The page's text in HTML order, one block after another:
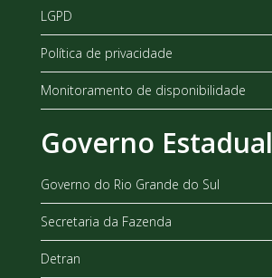
LGPD
Política de privacidade
Monitoramento de disponibilidade
Governo Estadual
Governo do Rio Grande do Sul
Secretaria da Fazenda
Detran